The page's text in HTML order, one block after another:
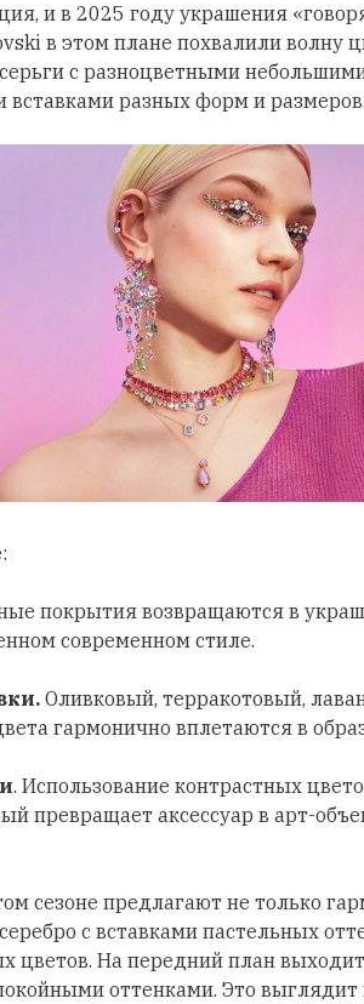
и в 2025 году украшения
в этом плане похвалили волну
с разноцветными
вставками разных форм и
покрытия возвращаются в
современном стиле.
Оливковый, терракотовый,
гармонично вплетаются в
. Использование контрастных
превращает аксессуар в арт-
сезоне предлагают не только
с вставками пастельных
цветов. На передний план
оттенками. Это